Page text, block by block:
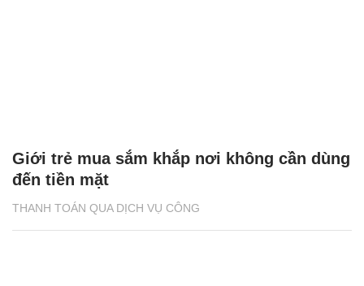
THANH TOÁN QUA DỊCH VỤ CÔNG
Giới trẻ mua sắm khắp nơi không cần dùng
đến tiền mặt